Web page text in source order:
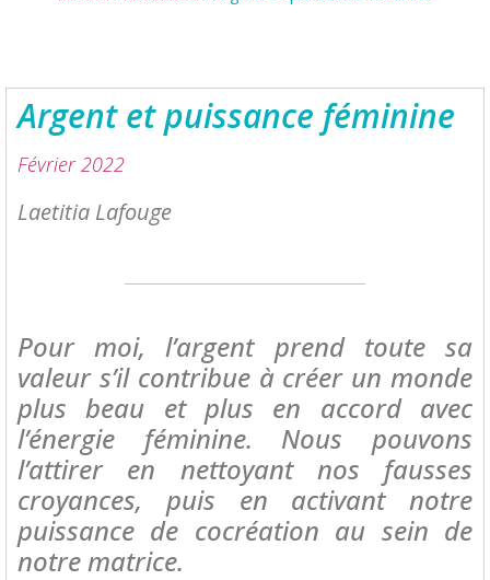
Argent et puissance féminine
Février 2022
Laetitia Lafouge
Pour moi, l’argent prend toute sa
valeur s’il contribue à créer un monde
plus beau et plus en accord avec
l’énergie féminine. Nous pouvons
l’attirer en nettoyant nos fausses
croyances, puis en activant notre
puissance de cocréation au sein de
notre matrice.